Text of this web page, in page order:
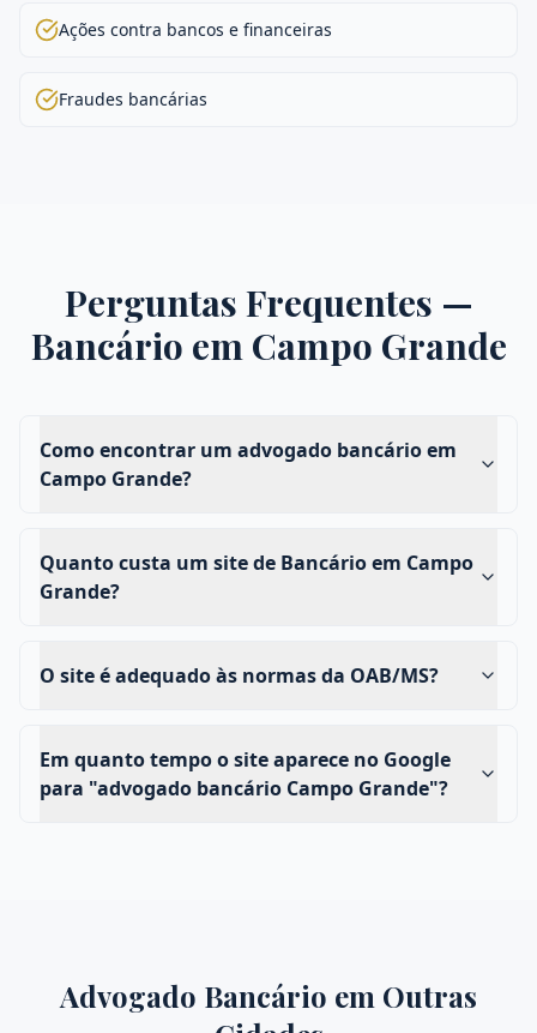
Ações contra bancos e financeiras
Fraudes bancárias
Perguntas Frequentes —
Bancário em Campo Grande
Como encontrar um advogado bancário em
Campo Grande?
Quanto custa um site de Bancário em Campo
Grande?
O site é adequado às normas da OAB/MS?
Em quanto tempo o site aparece no Google
para "advogado bancário Campo Grande"?
Advogado Bancário em Outras